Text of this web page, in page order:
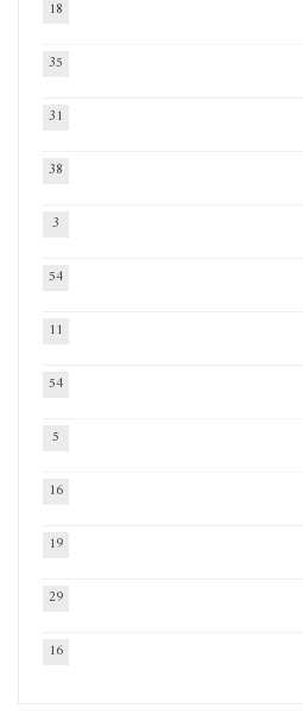
18
35
31
38
3
54
11
54
5
16
19
29
16